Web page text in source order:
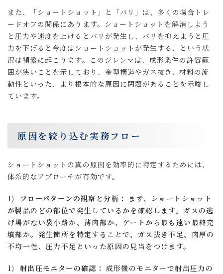
また、「ショートショット」と「バリ」は、多くの場合トレ
ードオフの関係にあります。ショートショットを解消しよう
と圧力や速度を上げるとバリが発生し、バリを抑えようと圧
力を下げると今度はショートショットが発生する、という状
況は頻繁に起こります。このジレンマは、成形条件の許容範
囲が狭いことを示しており、金型構造やガス抜き、材料の流
動性といった、より根本的な原因に問題があることを示唆し
ています。
原因を絞り込む実務フロー
ショートショットの真の原因を効率的に特定するためには、
体系的なアプローチが有効です。
フローパターンの観察と分析：
まず、ショートショット
が製品のどの部位で発生しているかを確認します。ガスの逃
げ場がない袋小路か、薄肉部か、ゲートから最も遠い最終充
填部か。発生箇所を特定することで、ガス抜き不足、肉厚の
不均一性、圧力不足といった原因の見当をつけます。
射出圧モニターの確認： 成形機のモニターで射出圧力の